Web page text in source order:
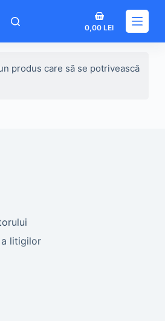
Coș
de
0,00LEI
produs care să se potrivească
a litigilor